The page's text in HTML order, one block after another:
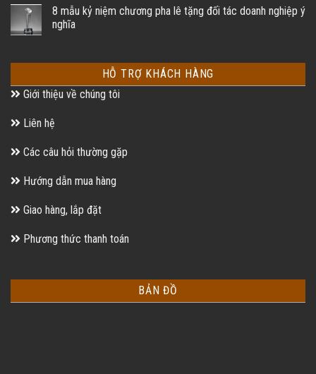
8 mẫu kỷ niệm chương pha lê tặng đối tác doanh nghiệp ý
nghĩa
HỖ TRỢ KHÁCH HÀNG
Giới thiệu về chúng tôi
Liên hệ
Các câu hỏi thường gặp
Hướng dẫn mua hàng
Giao hàng, lắp đặt
Phương thức thanh toán
BẢN ĐỒ